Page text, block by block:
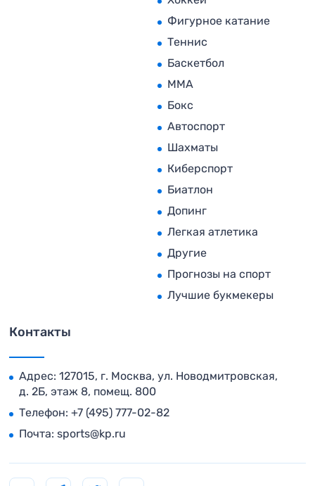
Фигурное катание
Теннис
Баскетбол
MMA
Бокс
Автоспорт
Шахматы
Киберспорт
Биатлон
Допинг
Легкая атлетика
Другие
Прогнозы на спорт
Лучшие букмекеры
Контакты
Адрес: 127015, г. Москва, ул. Новодмитровская,
д. 2Б, этаж 8, помещ. 800
Телефон: +7 (495) 777-02-82
Почта: sports@kp.ru